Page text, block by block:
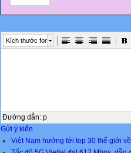
Kích thước font
Đường dẫn: p
Gửi ý kiến
Việt Nam hướng tới top 30 thế giới